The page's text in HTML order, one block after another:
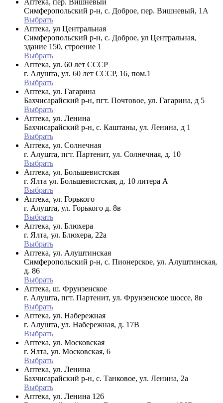
Аптека, пер. Вишневый
Симферопольский р-н, с. Доброе, пер. Вишневый, 1А
Выбрать
Аптека, ул Центральная
Симферопольский р-н, с. Доброе, ул Центральная,
здание 150, строение 1
Выбрать
Аптека, ул. 60 лет СССР
г. Алушта, ул. 60 лет СССР, 16, пом.1
Выбрать
Аптека, ул. Гагарина
Бахчисарайский р-н, пгт. Почтовое, ул. Гагарина, д 5
Выбрать
Аптека, ул. Ленина
Бахчисарайский р-н, с. Каштаны, ул. Ленина, д 1
Выбрать
Аптека, ул. Солнечная
г. Алушта, пгт. Партенит, ул. Солнечная, д. 10
Выбрать
Аптека, ул. Большевистская
г. Ялта ул. Большевистская, д. 10 литера А
Выбрать
Аптека, ул. Горького
г. Алушта, ул. Горького д. 8в
Выбрать
Аптека, ул. Блюхера
г. Ялта, ул. Блюхера, 22а
Выбрать
Аптека, ул. Алуштинская
Симферопольский р-н, с. Пионерское, ул. Алуштинская,
д. 86
Выбрать
Аптека, ш. Фрунзенское
г. Алушта, пгт. Партенит, ул. Фрунзенское шоссе, 8в
Выбрать
Аптека, ул. Набережная
г. Алушта, ул. Набережная, д. 17В
Выбрать
Аптека, ул. Московская
г. Ялта, ул. Московская, 6
Выбрать
Аптека, ул. Ленина
Бахчисарайский р-н, с. Танковое, ул. Ленина, 2а
Выбрать
Аптека, ул. Ленина 126